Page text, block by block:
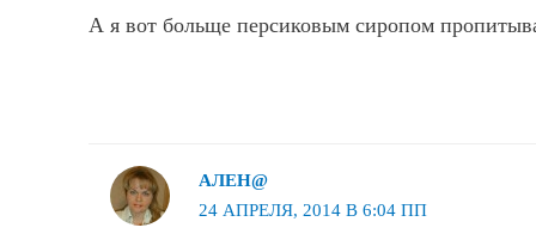
А я вот больще персиковым сиропом
АЛЕН@
24 АПРЕЛЯ, 2014 В 6:04 ПП